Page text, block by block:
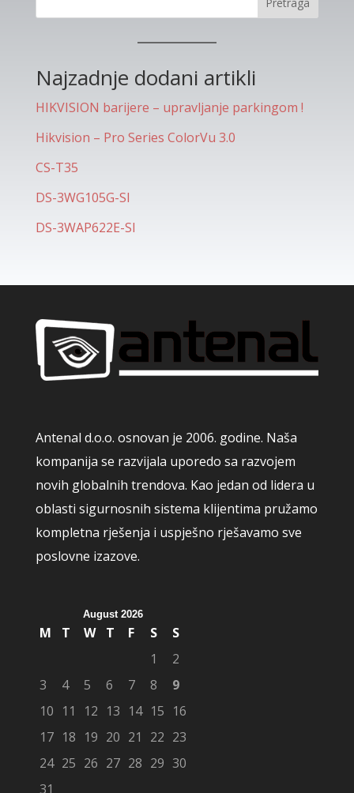
Najzadnje dodani artikli
HIKVISION barijere – upravljanje parkingom !
Hikvision – Pro Series ColorVu 3.0
CS-T35
DS-3WG105G-SI
DS-3WAP622E-SI
Antenal d.o.o. osnovan je 2006. godine. Naša
kompanija se razvijala uporedo sa razvojem
novih globalnih trendova. Kao jedan od lidera u
oblasti sigurnosnih sistema klijentima pružamo
kompletna rješenja i uspješno rješavamo sve
poslovne izazove.
August 2026
M T W T F S
S
1
2
3
4 5 6 7 8
9
10 11 12 13 14 15 16
17 18 19 20 21 22 23
24 25 26 27 28 29 30
31